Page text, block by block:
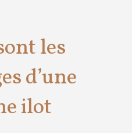
les
d’une
ilot